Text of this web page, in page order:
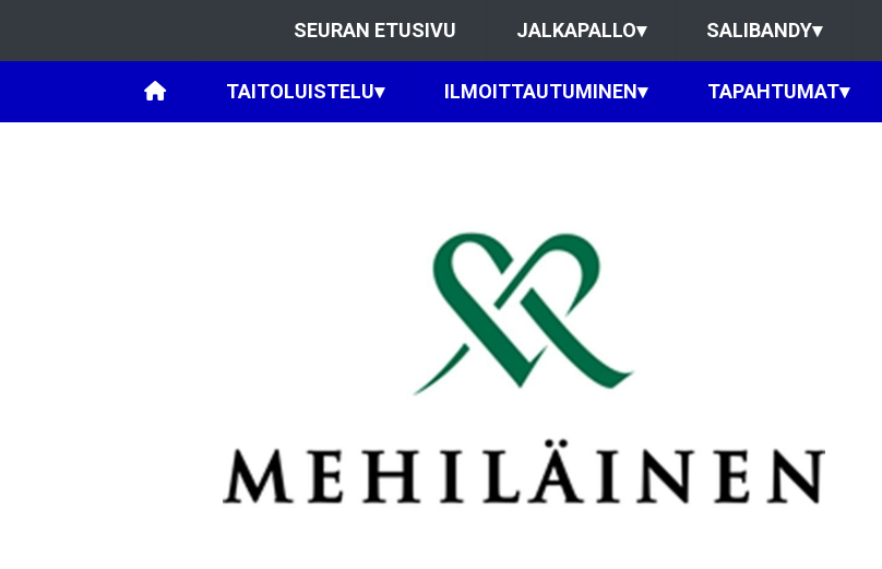
SEURAN ETUSIVU JALKAPALLO▾ SALIBANDY▾
TAITOLUISTELU▾ ILMOITTAUTUMINEN▾ TAPAHTUMAT▾